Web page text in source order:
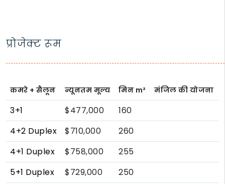
प्रोजेक्ट रूम
कमरे + सैलून न्यूनतम मूल्य मिन m² मंजिल की योजना
3+1 $477,000
160
4+2 Duplex
$710,000
260
4+1 Duplex
$758,000
255
5+1 Duplex
$729,000 250